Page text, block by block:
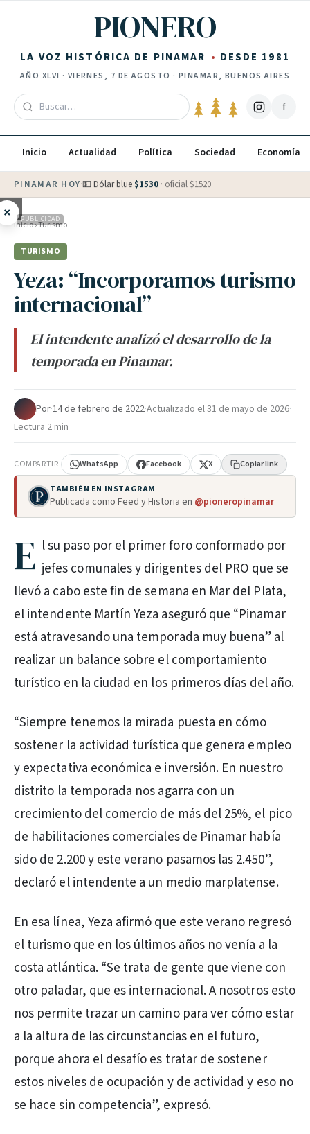
PIONERO
LA VOZ HISTÓRICA DE PINAMAR DESDE 1981
AÑO XLVI · VIERNES, 7 DE AGOSTO · PINAMAR, BUENOS AIRES
f
Inicio Actualidad Política Sociedad Economía
PINAMAR HOY·💵 Dólar blue $1530 · oficial $1520
× PUBLICIDAD
Inicio›Turismo
TURISMO
Yeza: “Incorporamos turismo
internacional”
El intendente analizó el desarrollo de la
temporada en Pinamar.
Por·14 de febrero de 2022·Actualizado el31 de mayo de 2026·
Lectura 2 min
COMPARTIR WhatsApp Facebook X Copiar link
TAMBIÉN EN INSTAGRAM
Publicada como Feed y Historia en @pioneropinamar
E l su paso por el primer foro conformado por
jefes comunales y dirigentes del PRO que se
llevó a cabo este fin de semana en Mar del Plata,
el intendente Martín Yeza aseguró que “Pinamar
está atravesando una temporada muy buena” al
realizar un balance sobre el comportamiento
turístico en la ciudad en los primeros días del año.
“Siempre tenemos la mirada puesta en cómo
sostener la actividad turística que genera empleo
y expectativa económica e inversión. En nuestro
distrito la temporada nos agarra con un
crecimiento del comercio de más del 25%, el pico
de habilitaciones comerciales de Pinamar había
sido de 2.200 y este verano pasamos las 2.450”,
declaró el intendente a un medio marplatense.
En esa línea, Yeza afirmó que este verano regresó
el turismo que en los últimos años no venía a la
costa atlántica. “Se trata de gente que viene con
otro paladar, que es internacional. A nosotros esto
nos permite trazar un camino para ver cómo estar
a la altura de las circunstancias en el futuro,
porque ahora el desafío es tratar de sostener
estos niveles de ocupación y de actividad y eso no
se hace sin competencia”, expresó.